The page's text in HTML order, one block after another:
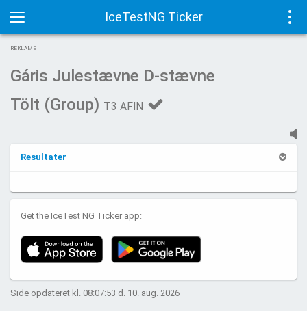
IceTestNG Ticker
Toggle
navigation
REKLAME
Gáris Julestævne D-stævne
Tölt (Group) T3 AFIN
Resultater
Get the IceTest NG Ticker app:
Side opdateret kl. 08:07:53 d. 10. aug. 2026